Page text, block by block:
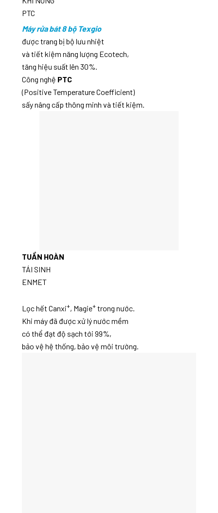
PTC
Máy rửa bát 8 bộ Texgio
được trang bị bộ lưu nhiệt
và tiết kiệm năng lượng Ecotech,
tăng hiệu suất lên 30%.
Công nghệ PTC
(Positive Temperature Coefficient)
sấy nâng cấp thông minh và tiết kiệm.
TUẦN HOÀN
TÁI SINH
ENMET
Lọc hết Canxi+, Magie+trong nước.
Khi máy đã được xử lý nước mềm
có thể đạt độ sạch tới 99%,
bảo vệ hệ thống, bảo vệ môi trường.